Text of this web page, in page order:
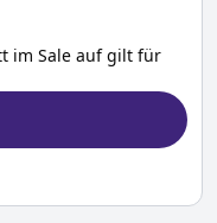
im Sale auf gilt für